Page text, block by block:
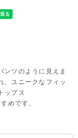
ンツのように見えま
、ユニークなフィッ
ップス
めです。